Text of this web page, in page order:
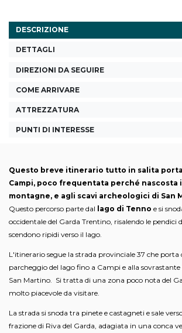
DESCRIZIONE
DETTAGLI
DIREZIONI DA SEGUIRE
COME ARRIVARE
ATTREZZATURA
PUNTI DI INTERESSE
Questo breve itinerario tutto in salita
Campi, poco frequentata perché nascosta
montagne, e agli scavi archeologici di San
Questo percorso parte dal lago di Tenno e si
occidentale del Garda Trentino, risalendo le pendici
scendono ripidi verso il lago.
L'itinerario segue la strada provinciale 37 che porta
parcheggio del lago fino a Campi e alla
San Martino. Si tratta di una zona poco nota del
molto piacevole da visitare.
La strada si snoda tra pinete e castagneti e sale
frazione di Riva del Garda, adagiata in una conca